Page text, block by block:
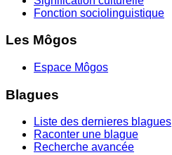
Fonction sociolinguistique
Les Môgos
Espace Môgos
Blagues
Liste des dernieres blagues
Raconter une blague
Recherche avancée